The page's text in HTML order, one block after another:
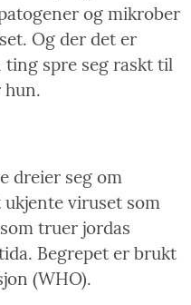
og mikrober
Og der det er
spre seg raskt til
hun.
dreier seg om
ukjente viruset som
truer jordas
Begrepet er brukt
(WHO).